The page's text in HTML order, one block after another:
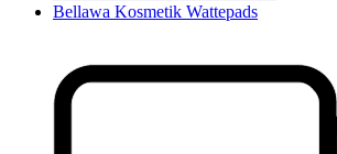
Bellawa Kosmetik Wattepads